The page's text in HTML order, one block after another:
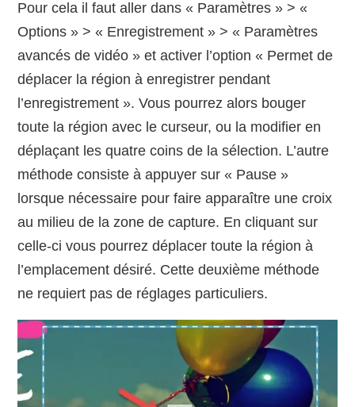
Pour cela il faut aller dans « Paramètres » > «
Options » > « Enregistrement » > « Paramètres
avancés de vidéo » et activer l’option « Permet de
déplacer la région à enregistrer pendant
l’enregistrement ». Vous pourrez alors bouger
toute la région avec le curseur, ou la modifier en
déplaçant les quatre coins de la sélection. L’autre
méthode consiste à appuyer sur « Pause »
lorsque nécessaire pour faire apparaître une croix
au milieu de la zone de capture. En cliquant sur
celle-ci vous pourrez déplacer toute la région à
l’emplacement désiré. Cette deuxième méthode
ne requiert pas de réglages particuliers.